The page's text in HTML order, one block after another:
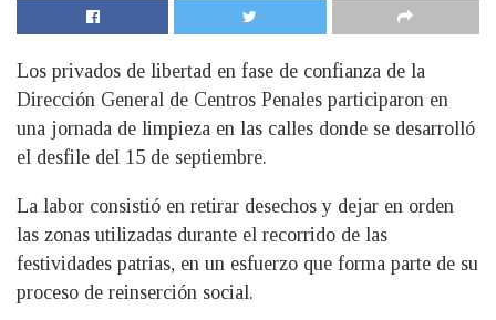
Los privados de libertad en fase de confianza de la
Dirección General de Centros Penales participaron en
una jornada de limpieza en las calles donde se desarrolló
el desfile del 15 de septiembre.
La labor consistió en retirar desechos y dejar en orden
las zonas utilizadas durante el recorrido de las
festividades patrias, en un esfuerzo que forma parte de su
proceso de reinserción social.